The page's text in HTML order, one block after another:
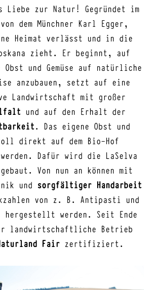
Liebe zur Natur! Gegründet im
dem Münchner Karl Egger,
Heimat verlässt und in die
zieht. Er beginnt, auf
und Gemüse auf natürliche
anzubauen, setzt auf eine
Landwirtschaft mit großer
und auf den Erhalt der
. Das eigene Obst und
soll direkt auf dem Bio-Hof
Dafür wird die LaSelva
Von nun an können mit
und sorgfältiger Handarbeit
von z. B. Antipasti und
hergestellt werden. Seit Ende
landwirtschaftliche Betrieb
Fair zertifiziert.